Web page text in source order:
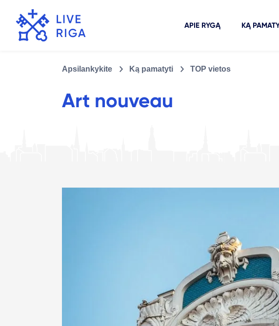
APIE RYGĄ KĄ
Apsilankykite Ką pamatyti TOP vietos
Art nouveau